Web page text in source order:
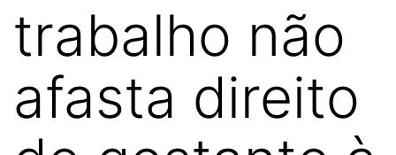
trabalho não
afasta direito